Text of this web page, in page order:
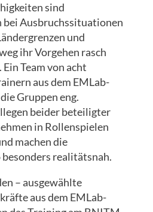
sind
bei Ausbruchssituationen
und
ihr Vorgehen rasch
Team von acht
aus dem EMLab-
Gruppen eng.
beider beteiligter
in Rollenspielen
machen die
besonders realitätsnah.
– ausgewählte
aus dem EMLab-